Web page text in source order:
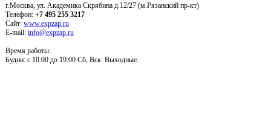
г.Москва, ул. Академика Скрябина д.12/27 (м.Рязанский пр-кт)
Телефон: +7 495 255 3217
Сайт: www.expzap.ru
E-mail: info@expzap.ru
Время работы:
Будни: c 10:00 до 19:00 Сб, Вск: Выходные.